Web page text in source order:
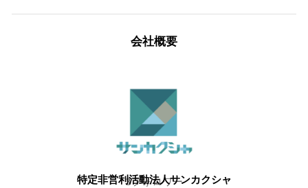
会社概要
特定非営利活動法人サンカクシャ
3フォロワー